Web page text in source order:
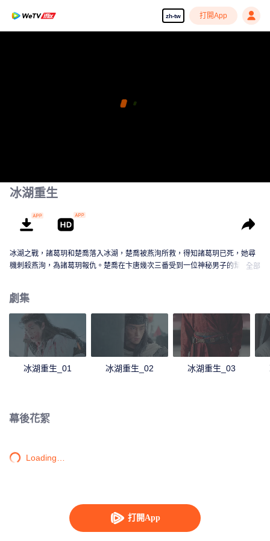
zh-tw 打開App
打開App
冰湖重生
冰湖之戰，諸葛玥和楚喬落入冰湖，楚喬被燕洵所救，得知諸葛玥已死，她尋
機刺殺燕洵，為諸葛玥報仇。楚喬在卞唐幾次三番受到一位神秘男子的幫助，
還百姓美好家園？
全部
劇集
冰湖重生_01 冰湖重生_02 冰湖重生_03
幕後花絮
Loading…